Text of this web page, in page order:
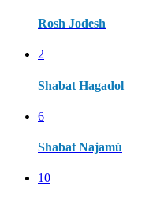
Rosh Jodesh
2
Shabat Hagadol
6
Shabat Najamú
10